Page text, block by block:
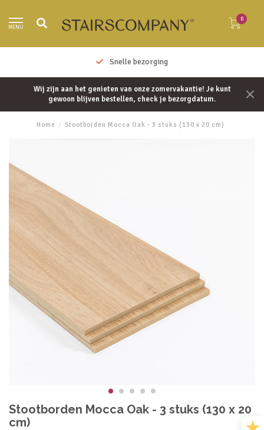
MENU
0
Snelle bezorging
Wij zijn aan het genieten van onze zomervakantie! Je kunt
gewoon blijven bestellen, check je bezorgdatum.
Home / Stootborden Mocca Oak - 3 stuks (130 x 20 cm)
Stootborden Mocca Oak - 3 stuks (130 x 20
cm)